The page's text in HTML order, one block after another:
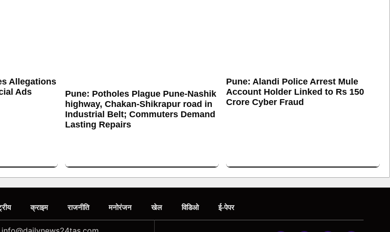
Allegations
Ads
Pune: Potholes Plague Pune-Nashik
highway, Chakan-Shikrapur road in
Industrial Belt; Commuters Demand
Lasting Repairs
Pune: Alandi Police Arrest Mule
Account Holder Linked to Rs 150
Crore Cyber Fraud
क्राइम राजनीति मनोरंजन खेल विडिओ ई-पेपर